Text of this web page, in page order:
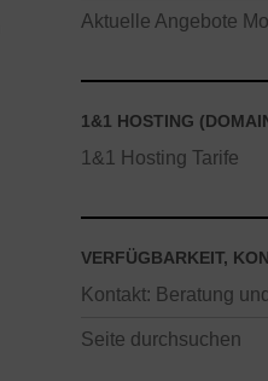
Aktuelle Angebote
1&1 HOSTING
1&1 Hosting Tarife
VERFÜGBARKEIT,
Kontakt: Beratung
Seite durchsuchen